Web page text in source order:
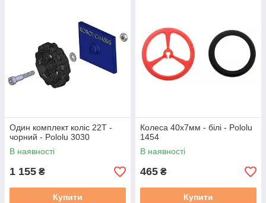
Один комплект коліс 22T -
чорний - Pololu 3030
В наявності
1 155 ₴
Купити
Колеса 40x7мм - білі - Pololu
1454
В наявності
465 ₴
Купити